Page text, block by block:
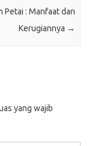
Petai : Manfaat dan
Kerugiannya →
yang wajib